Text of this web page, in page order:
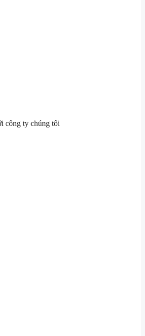
công ty chúng tôi